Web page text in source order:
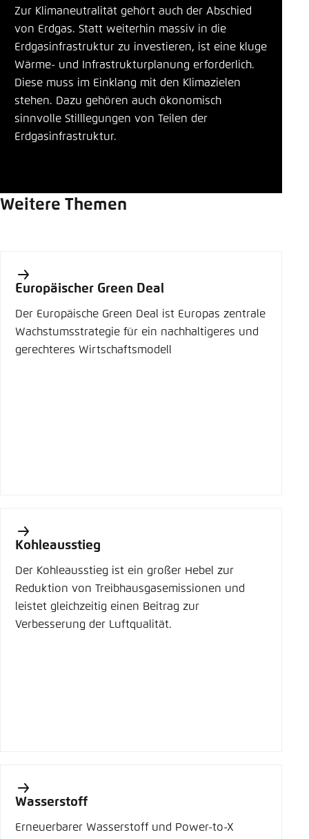
Zur Klimaneutralität gehört auch der Abschied
von Erdgas. Statt weiterhin massiv in die
Erdgasinfrastruktur zu investieren, ist eine kluge
Wärme- und Infrastrukturplanung erforderlich.
Diese muss im Einklang mit den Klimazielen
stehen. Dazu gehören auch ökonomisch
sinnvolle Stilllegungen von Teilen der
Erdgasinfrastruktur.
Weitere Themen
Europäischer Green Deal
Der Europäische Green Deal ist Europas zentrale
Wachstumsstrategie für ein nachhaltigeres und
gerechteres Wirtschaftsmodell
Kohleausstieg
Der Kohleausstieg ist ein großer Hebel zur
Reduktion von Treibhausgasemissionen und
leistet gleichzeitig einen Beitrag zur
Verbesserung der Luftqualität.
Wasserstoff
Erneuerbarer Wasserstoff und Power-to-X